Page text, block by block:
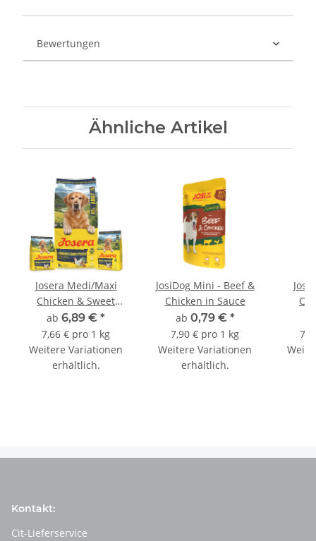
Bewertungen
Ähnliche Artikel
Josera Medi/Maxi
Chicken & Sweet
Potato
ab 6,89 € *
7,66 € pro 1 kg
Weitere Variationen
erhältlich.
JosiDog Mini - Beef &
Chicken in Sauce
ab 0,79 € *
7,90 € pro 1 kg
Weitere Variationen
erhältlich.
Kontakt:
Cit-Lieferservice